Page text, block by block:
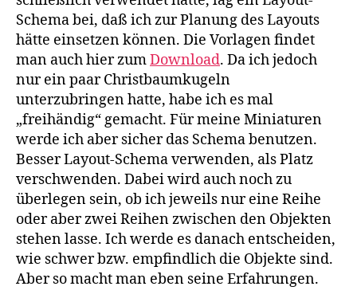
Schema bei, daß ich zur Planung des Layouts
hätte einsetzen können. Die Vorlagen findet
man auch hier zumDownload. Da ich jedoch
nur ein paar Christbaumkugeln
unterzubringen hatte, habe ich es mal
„freihändig“ gemacht. Für meine Miniaturen
werde ich aber sicher das Schema benutzen.
Besser Layout-Schema verwenden, als Platz
verschwenden. Dabei wird auch noch zu
überlegen sein, ob ich jeweils nur eine Reihe
oder aber zwei Reihen zwischen den Objekten
stehen lasse. Ich werde es danach entscheiden,
wie schwer bzw. empfindlich die Objekte sind.
Aber so macht man eben seine Erfahrungen.